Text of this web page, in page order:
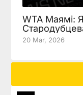
WTA Маямі:
20 Mar, 2026